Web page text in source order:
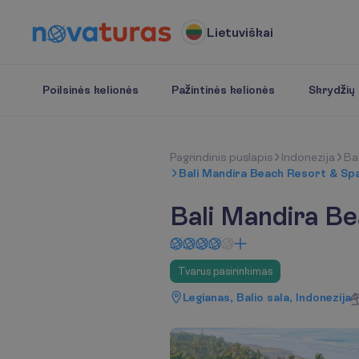
Lietuviškai
Poilsinės kelionės Pažintinės kelionės Skrydžių
Pagrindinis puslapis Indonezija
Bali Mandira Beach Resort &
Bali Mandira
Tvarus pasirinkimas
Legianas, Balio sala, Indonezija